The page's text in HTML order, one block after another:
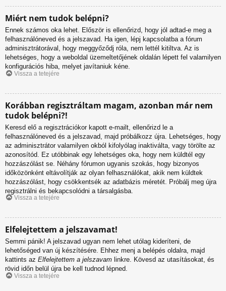
Miért nem tudok belépni?
Ennek számos oka lehet. Először is ellenőrizd, hogy jól adtad-e meg a
felhasználóneved és a jelszavad. Ha igen, lépj kapcsolatba a fórum
adminisztrátorával, hogy meggyőződj róla, nem lettél kitiltva. Az is
lehetséges, hogy a weboldal üzemeltetőjének oldalán lépett fel valamilyen
konfigurációs hiba, melyet javítaniuk kéne.
Vissza a tetejére
Korábban regisztráltam magam, azonban már nem
tudok belépni?!
Keresd elő a regisztrációkor kapott e-mailt, ellenőrizd le a
felhasználóneved és a jelszavad, majd próbálkozz újra. Lehetséges, hogy
az adminisztrátor valamilyen okból kifolyólag inaktiválta, vagy törölte az
azonosítód. Ez utóbbinak egy lehetséges oka, hogy nem küldtél egy
hozzászólást se. Néhány fórumon ugyanis szokás, hogy bizonyos
időközönként eltávolítják az olyan felhasználókat, akik nem küldtek
hozzászólást, hogy csökkentsék az adatbázis méretét. Próbálj meg újra
regisztrálni és bekapcsolódni a társalgásba.
Vissza a tetejére
Elfelejtettem a jelszavamat!
Semmi pánik! A jelszavad ugyan nem lehet utólag kideríteni, de
lehetőséged van új készítésére. Ehhez menj a belépés oldalra, majd
kattints az Elfelejtettem a jelszavam linkre. Kövesd az utasításokat, és
rövid időn belül újra be kell tudnod lépned.
Vissza a tetejére